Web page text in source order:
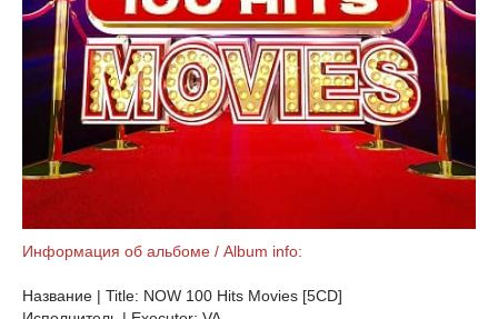
Информация об альбоме / Album info:
Название | Title: NOW 100 Hits Movies [5CD]